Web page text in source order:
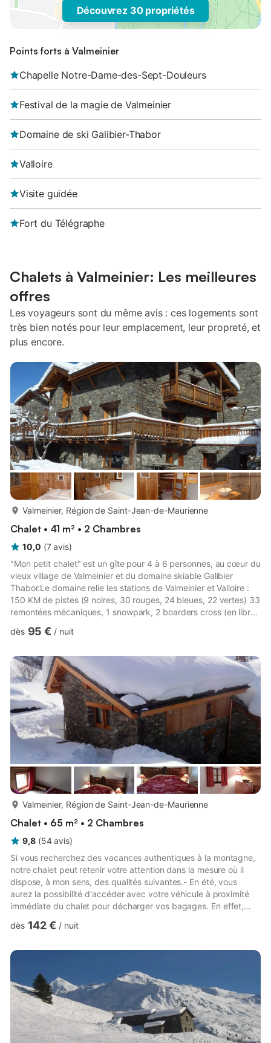
Découvrez 30 propriétés
Points forts à Valmeinier
Chapelle Notre-Dame-des-Sept-Douleurs
Festival de la magie de Valmeinier
Domaine de ski Galibier-Thabor
Valloire
Visite guidée
Fort du Télégraphe
Chalets à Valmeinier: Les meilleures
offres
Les voyageurs sont du même avis : ces logements sont
très bien notés pour leur emplacement, leur propreté, et
plus encore.
plus...
Valmeinier, Région de Saint-Jean-de-Maurienne
Chalet • 41 m² • 2 Chambres
10,0 (7 avis)
"Mon petit chalet" est un gîte pour 4 à 6 personnes, au cœur du
vieux village de Valmeinier et du domaine skiable Galibier
Thabor.Le domaine relie les stations de Valmeinier et Valloire :
150 KM de pistes (9 noires, 30 rouges, 24 bleues, 22 vertes) 33
remontées mécaniques, 1 snowpark, 2 boarders cross (en libre
avec plus de 400 enneigeurs.Le chalet est à 200 mètres à pied
mécaniques, école de ski, salle de spectacle.Situé au rez de
jardin du chalet, ce gîte de 42m² a été rén...
dès 95 € / nuit
plus...
Valmeinier, Région de Saint-Jean-de-Maurienne
Chalet • 65 m² • 2 Chambres
9,8 (54 avis)
Si vous recherchez des vacances authentiques à la montagne,
notre chalet peut retenir votre attention dans la mesure où il
dispose, à mon sens, des qualités suivantes.- En été, vous
aurez la possibilité d'accéder avec votre véhicule à proximité
immédiate du chalet pour décharger vos bagages. En effet,
activités, sauf si vous souhaitez visiter un peu la région, le
propos, le chalet est également un point de départ intéressant
dès 142 € / nuit